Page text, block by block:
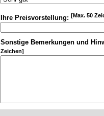
Ihre Preisvorstellung: [Max. 50
Sonstige Bemerkungen und
Zeichen]